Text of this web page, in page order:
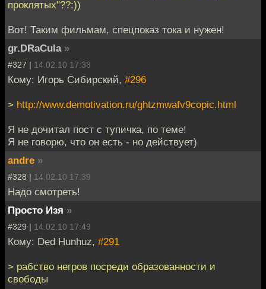
проклятых"??:))
Вот! Таким фильмам, спецпоказ тока и нужен!
gr.DRaCula »
#327 | 14.02.10 17:38
Кому: Игорь Сибирский, #296
> http://www.demotivation.ru/ghtzmwafv9copic.html
Я не дочитал пост с тупичка, по теме!
Я не говорю, что он есть - но действует)
andre »
#328 | 14.02.10 17:39
Надо смотреть!
Просто Изя »
#329 | 14.02.10 17:49
Кому: Ded Hunhuz, #291
> рабство негров посреди образованности и
свободы